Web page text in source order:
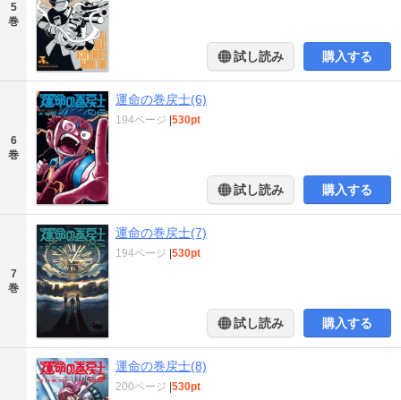
5
巻
試し読み 購入する
6
巻
運命の巻戻士(6)
194ページ 530pt
試し読み 購入する
7
巻
運命の巻戻士(7)
194ページ 530pt
試し読み 購入する
運命の巻戻士(8)
200ページ 530pt